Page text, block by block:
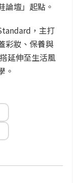
論壇」起點。
，主打
彩妝、保養與
延伸至生活風
。